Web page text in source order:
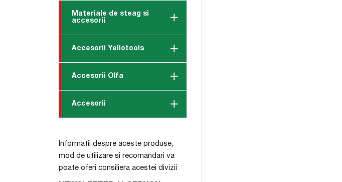
Materiale de steag si
accesorii
Accesorii Yellotools
Accesorii Olfa
Accesorii
Informatii despre aceste produse,
mod de utilizare si recomandari va
poate oferi consiliera acestei divizii